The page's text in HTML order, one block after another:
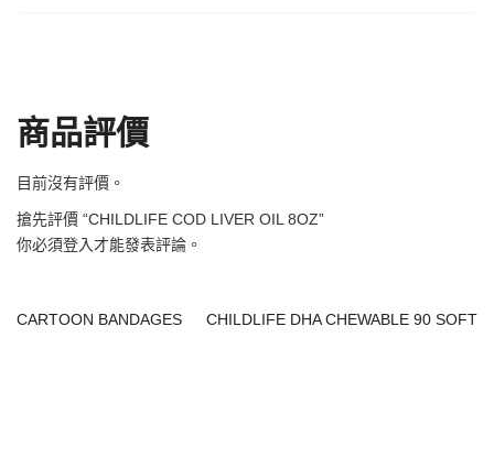
商品評價
目前沒有評價。
搶先評價 “CHILDLIFE COD LIVER OIL 8OZ”
你必須登入 才能發表評論。
CARTOON BANDAGES CHILDLIFE DHA CHEWABLE 90 SOFT